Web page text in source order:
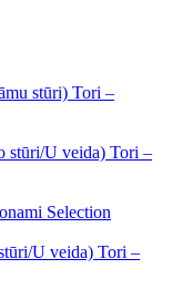
stūri) Tori –
stūri/U veida) Tori –
Selection
U veida) Tori –